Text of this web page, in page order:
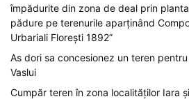
împădurite din zona de deal prin
pădure pe terenurile aparținând
Urbariali Florești 1892”
As dori sa concesionez un teren
Vaslui
Cumpăr teren în zona localităților Iara